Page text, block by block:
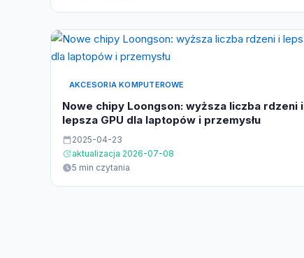
AKCESORIA KOMPUTEROWE
Nowe chipy Loongson: wyższa liczba rdzeni i
lepsza GPU dla laptopów i przemysłu
2025-04-23
aktualizacja 2026-07-08
5 min czytania